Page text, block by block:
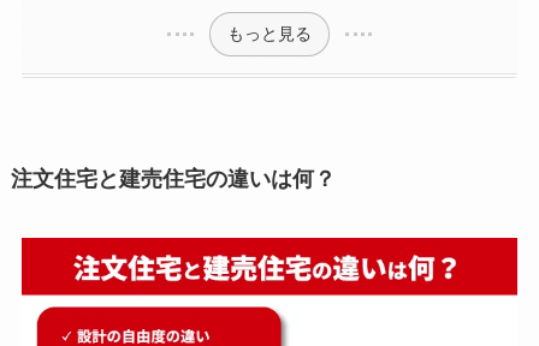
もっと見る
注文住宅と建売住宅の違いは何？